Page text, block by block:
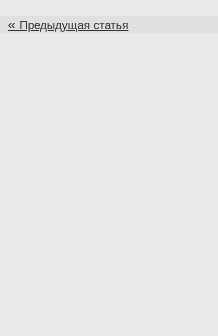
« Предыдущая статья